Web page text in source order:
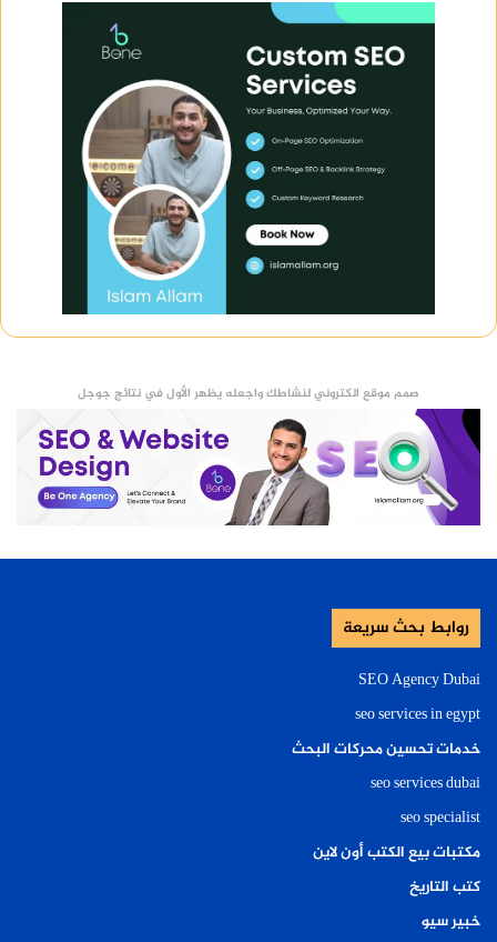
صمم موقع الكتروني لنشاطك واجعله يظهر الأول في نتائج جوجل
روابط بحث سريعة
SEO Agency Dubai
seo services in egypt
خدمات تحسين محركات البحث
seo services dubai
seo specialist
مكتبات بيع الكتب أون لاين
كتب التاريخ
خبير سيو